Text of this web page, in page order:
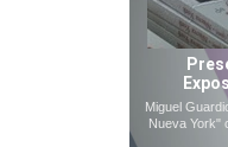
Miguel
Nueva York"